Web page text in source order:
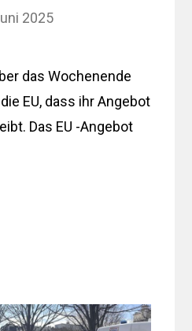
2025
das Wochenende
EU, dass ihr Angebot
Das EU -Angebot